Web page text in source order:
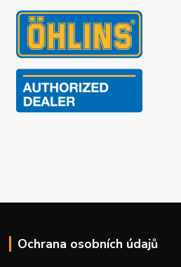
Ochrana osobních údajů